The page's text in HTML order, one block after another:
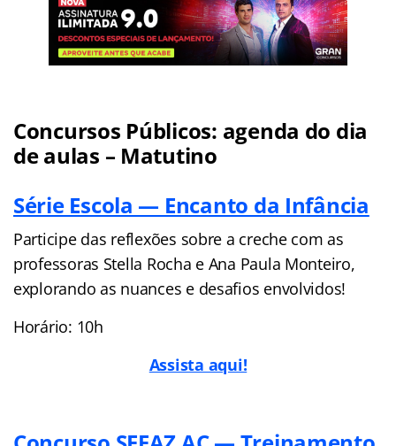
Concursos Públicos: agenda do dia
de aulas – Matutino
Série Escola — Encanto da Infância
Participe das reflexões sobre a creche com as
professoras Stella Rocha e Ana Paula Monteiro,
explorando as nuances e desafios envolvidos!
Horário: 10h
Assista aqui!